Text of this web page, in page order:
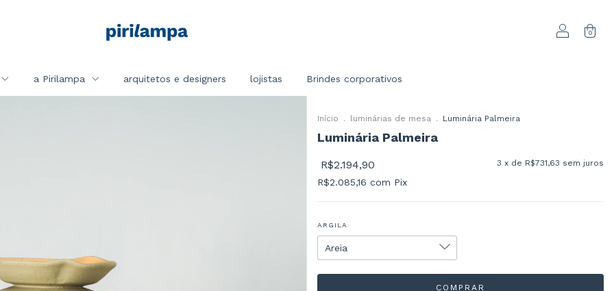
0
a Pirilampa arquitetos e designers lojistas Brindes corporativos
Início . luminárias de mesa . Luminária Palmeira
Luminária Palmeira
R$2.194,90 3 x de R$731,63 sem juros
R$2.085,16 com Pix
ARGILA